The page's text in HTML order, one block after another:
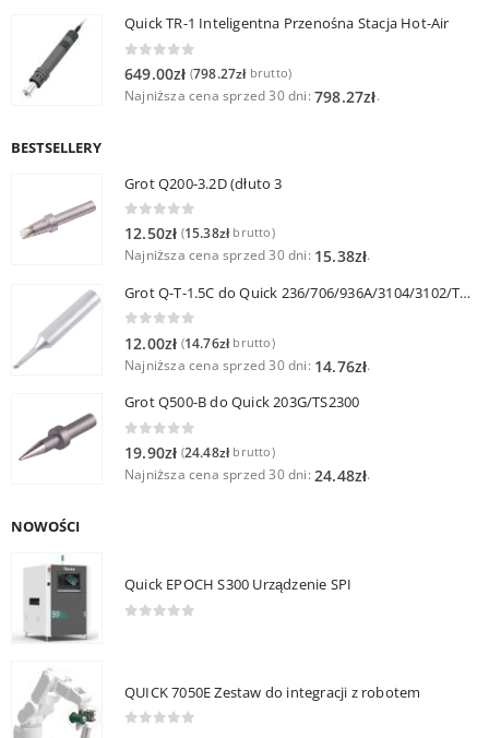
Quick TR-1 Inteligentna Przenośna Stacja Hot-Air
649.00zł (798.27złbrutto)
Najniższa cena sprzed 30 dni: 798.27zł.
BESTSELLERY
Grot Q200-3.2D (dłuto 3
0out of 5
12.50zł (15.38złbrutto)
Najniższa cena sprzed 30 dni: 15.38zł.
Grot Q-T-1.5C do Quick 236/706/936A/3104/3102/TS1100
12.00zł (14.76złbrutto)
Najniższa cena sprzed 30 dni: 14.76zł.
Grot Q500-B do Quick 203G/TS2300
0out of 5
19.90zł (24.48złbrutto)
Najniższa cena sprzed 30 dni: 24.48zł.
NOWOŚCI
Quick EPOCH S300 Urządzenie SPI
QUICK 7050E Zestaw do integracji z robotem